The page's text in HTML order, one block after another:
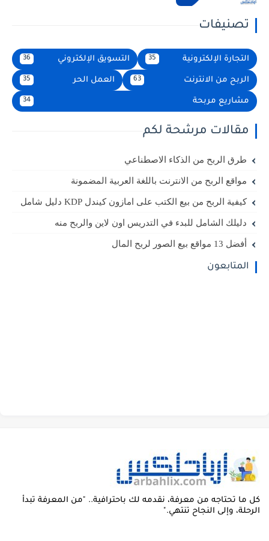
تصنيفات
التجارة الإلكترونية التسويق الإلكتروني
الربح من الانترنت العمل الحر
مشاريع مربحة
مقالات مرشحة لكم
طرق الربح من الذكاء الاصطناعي
مواقع الربح من الانترنت باللغة العربية المضمونة
كيفية الربح من بيع الكتب على امازون كيندل KDP دليل شامل
دليلك الشامل للبدء في التدريس اون لاين والربح منه
أفضل 13 مواقع بيع الصور لربح المال
المتابعون
ما تحتاجه من معرفة، نقدمه لك باحترافية.. "من المعرفة تبدأ
وإلى النجاح تنتهي."